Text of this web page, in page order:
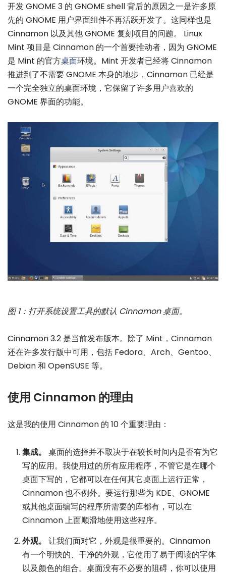
开发 GNOME 3 的 GNOME shell 背后的原因之一是许多原
先的 GNOME 用户界面组件不再活跃开发了。这同样也是
Cinnamon 以及其他 GNOME 复刻项目的问题。 Linux
Mint 项目是 Cinnamon 的一个首要推动者，因为 GNOME
是 Mint 的官方桌面环境。Mint 开发者已经将 Cinnamon
推进到了不需要 GNOME 本身的地步，Cinnamon 已经是
一个完全独立的桌面环境，它保留了许多用户喜欢的
GNOME 界面的功能。
图 1：打开系统设置工具的默认 Cinnamon 桌面。
Cinnamon 3.2 是当前发布版本。除了 Mint，Cinnamon
还在许多发行版中可用，包括 Fedora、Arch、Gentoo、
Debian 和 OpenSUSE 等。
使用 Cinnamon 的理由
这是我的使用 Cinnamon 的 10 个重要理由：
集成。
桌面的选择并不取决于在较长时间内是否有为它
写的应用。我使用过的所有应用程序，不管它是在哪个
桌面下写的，它都可以在任何其它桌面上运行正常，
Cinnamon 也不例外。要运行那些为 KDE、GNOME
或其他桌面编写的程序所需要的库都有，可以在
Cinnamon 上面顺滑地使用这些程序。
外观。
让我们面对它，外观是很重要的。Cinnamon
有一个明快的、干净的外观，它使用了易于阅读的字体
以及颜色的组合。桌面没有不必要的阻碍，你可以使用